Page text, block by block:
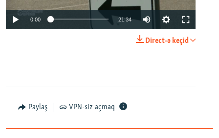
0:00 21:34
Direct-ə keçid
Paylaş VPN-siz açmaq